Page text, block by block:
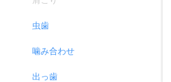
虫歯
噛み合わせ
出っ歯